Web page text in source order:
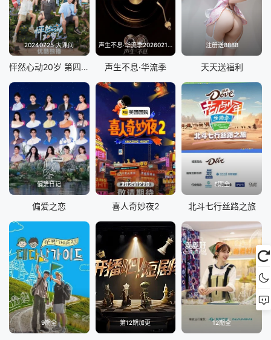
20240725 大课间
怦然心动20岁 第四季
声生不息·华流季20260214(典藏版)
声生不息·华流季
注册送8888
天天送福利
偏爱日记
偏爱之恋
20251220
喜人奇妙夜2
5期全
北斗七行丝路之旅
9期全 第12期加更 12期全